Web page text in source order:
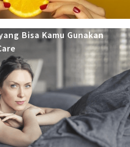
Bisa Kamu Gunakan